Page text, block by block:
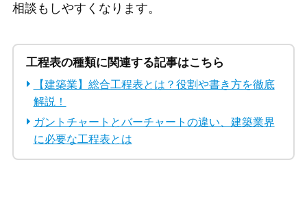
相談もしやすくなります。
工程表の種類に関連する記事はこちら
【建築業】総合工程表とは？役割や書き方を徹底
解説！
ガントチャートとバーチャートの違い、建築業界
に必要な工程表とは